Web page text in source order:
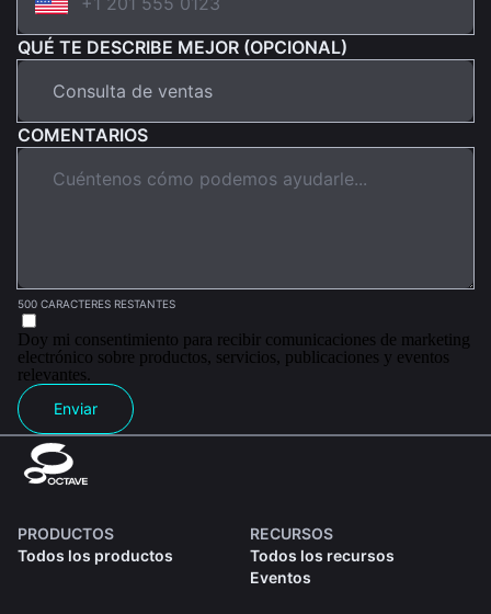
QUÉ TE DESCRIBE MEJOR (OPCIONAL)
COMENTARIOS
500 CARACTERES RESTANTES
Doy mi consentimiento para recibir comunicaciones de marketing
electrónico sobre productos, servicios, publicaciones y eventos
relevantes.
Enviar
PRODUCTOS
Todos los productos
RECURSOS
Todos los recursos
Eventos